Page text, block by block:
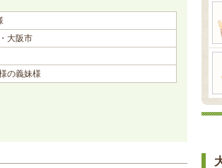
大阪市
の義妹様